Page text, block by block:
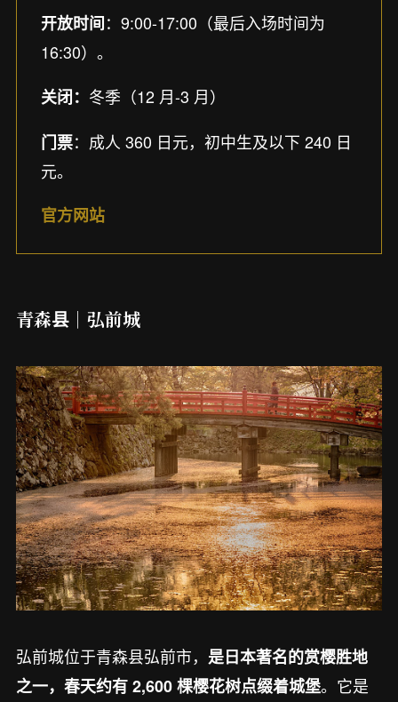
开放时间：9:00-17:00（最后入场时间为
16:30）。
关闭： 冬季（12 月-3 月）
门票：成人 360 日元，初中生及以下 240 日
元。
官方网站
青森县｜弘前城
弘前城位于青森县弘前市， 是日本著名的赏樱胜地
之一，春天约有 2,600 棵樱花树点缀着城堡。它是